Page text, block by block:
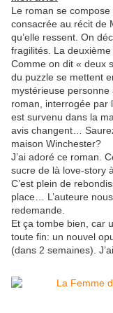
Le roman se
consacrée au récit de
qu’elle ressent. On
fragilités. La
Comme on dit « deux
du puzzle se mettent
mystérieuse
roman, interrogée par
est survenu dans la
avis changent…
maison Winchester?
J’ai adoré ce roman.
sucre de là love-story
C’est plein de
place… L’auteure
redemande.
Et ça tombe bien, car
toute fin: un nouvel
(dans 2 semaines).